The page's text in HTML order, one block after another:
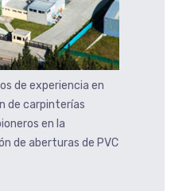
de experiencia en
de carpinterías
en la
de aberturas de PVC